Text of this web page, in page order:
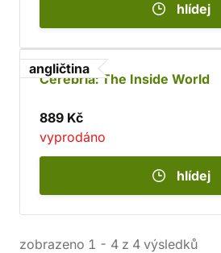
hlídej
angličtina
Cerebria: The Inside World
889 Kč
vyprodáno
hlídej
zobrazeno 1 - 4 z 4 výsledků